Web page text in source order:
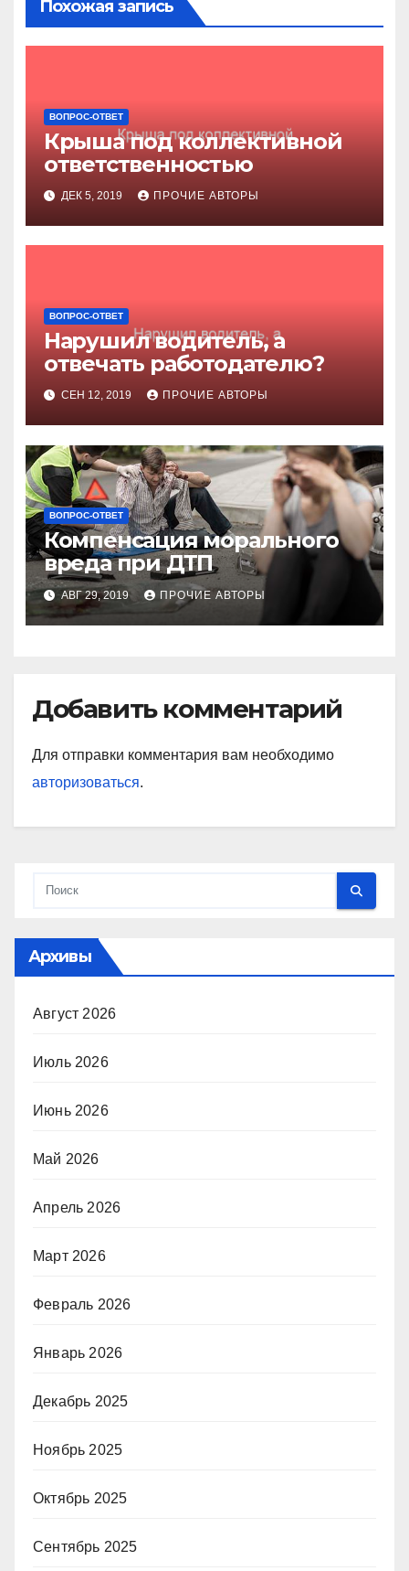
Похожая запись
ВОПРОС-ОТВЕТ
Крыша под коллективной
ответственностью
ДЕК 5, 2019 ПРОЧИЕ АВТОРЫ
ВОПРОС-ОТВЕТ
Нарушил водитель, а
отвечать работодателю?
СЕН 12, 2019 ПРОЧИЕ АВТОРЫ
ВОПРОС-ОТВЕТ
Компенсация морального
вреда при ДТП
АВГ 29, 2019 ПРОЧИЕ АВТОРЫ
Добавить комментарий
Для отправки комментария вам необходимо
авторизоваться.
Архивы
Август 2026
Июль 2026
Июнь 2026
Май 2026
Апрель 2026
Март 2026
Февраль 2026
Январь 2026
Декабрь 2025
Ноябрь 2025
Октябрь 2025
Сентябрь 2025